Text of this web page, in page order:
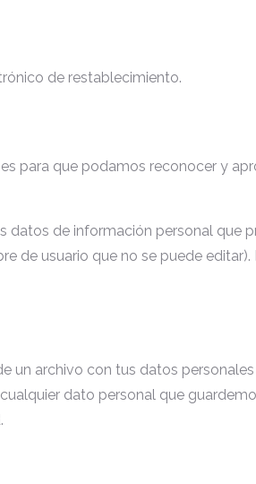
de restablecimiento.
para que podamos reconocer y
datos de información personal que
de usuario que no se puede
un archivo con tus datos
dato personal que